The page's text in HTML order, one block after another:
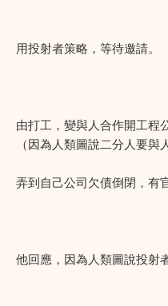
用投射者策略，等待邀請。
由打工，變與人合作開工程
（因為人類圖說二分人要與
弄到自己公司欠債倒閉，有官
他回應，因為人類圖說投射